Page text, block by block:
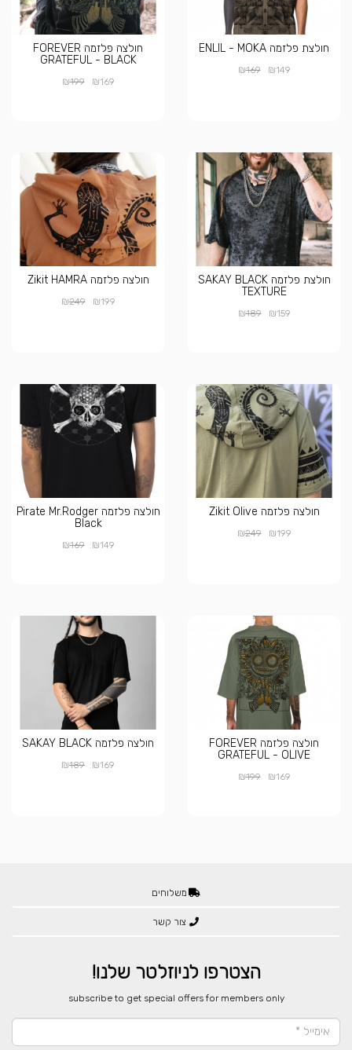
חולצת פלזמה ENLIL - MOKA
₪149
₪169
חולצה פלזמה FOREVER
GRATEFUL - BLACK
₪169
₪199
חולצת פלזמה SAKAY BLACK
TEXTURE
₪159
₪189
חולצה פלזמה Zikit HAMRA
₪199
₪249
חולצה פלזמה Zikit Olive
₪199
₪249
חולצה פלזמה Pirate Mr.Rodger
Black
₪149
₪169
חולצה פלזמה FOREVER
GRATEFUL - OLIVE
₪169
₪199
חולצה פלזמה SAKAY BLACK
₪169
₪189
משלוחים
צור קשר
הצטרפו לניוזלטר שלנו!
​subscribe to get special offers for members only